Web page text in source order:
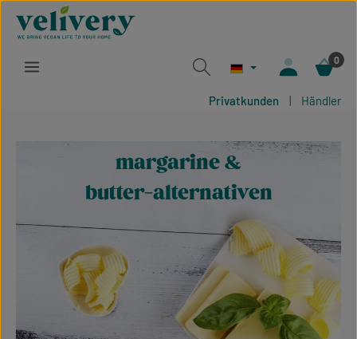
Zum Hauptinhalt springen
0
Privatkunden | Händler
margarine &
butter-alternativen